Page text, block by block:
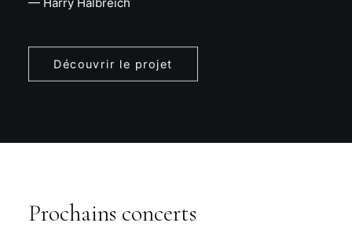
Découvrir le projet
Prochains concerts